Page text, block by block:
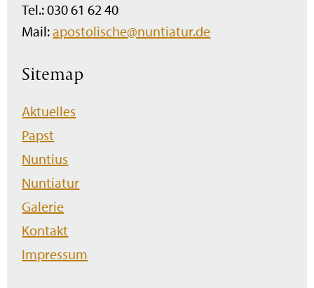
Tel.: 030 61 62 40
Mail:apostolische@nuntiatur.de
Sitemap
Navigation
überspringen
Aktuelles
Papst
Nuntius
Nuntiatur
Galerie
Kontakt
Impressum